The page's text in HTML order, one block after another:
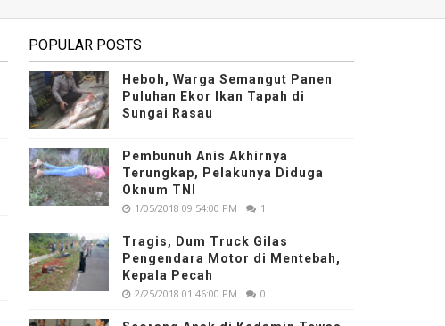
POPULAR POSTS
Heboh, Warga Semangut Panen
Puluhan Ekor Ikan Tapah di
Sungai Rasau
Pembunuh Anis Akhirnya
Terungkap, Pelakunya Diduga
Oknum TNI
1/05/2018 09:54:00 PM 1
Tragis, Dum Truck Gilas
Pengendara Motor di Mentebah,
Kepala Pecah
2/25/2018 01:46:00 PM 0